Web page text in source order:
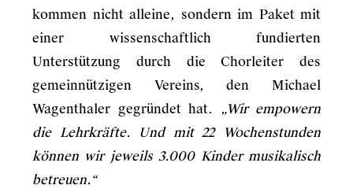
kommen nicht alleine, sondern im Paket mit
einer wissenschaftlich fundierten
Unterstützung durch die Chorleiter des
gemeinnützigen Vereins, den Michael
Wagenthaler gegründet hat.
„Wir empowern
die Lehrkräfte. Und mit 22 Wochenstunden
können wir jeweils 3.000 Kinder musikalisch
betreuen.“